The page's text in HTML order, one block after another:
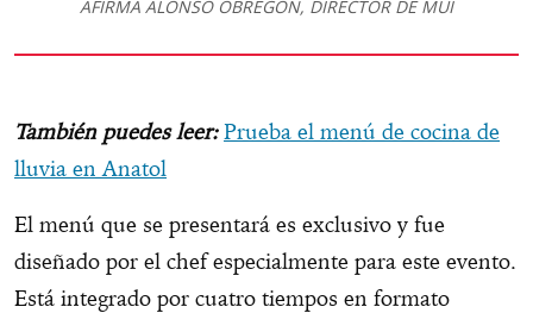
AFIRMA ALONSO OBREGÓN, DIRECTOR DE MÜI
También puedes leer:Prueba el menú de cocina de
lluvia en Anatol
El menú que se presentará es exclusivo y fue
diseñado por el chef especialmente para este evento.
Está integrado por cuatro tiempos en formato